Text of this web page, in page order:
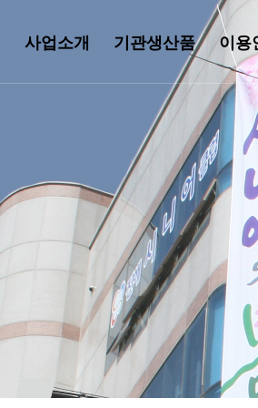
사업소개 기관생산품 이용